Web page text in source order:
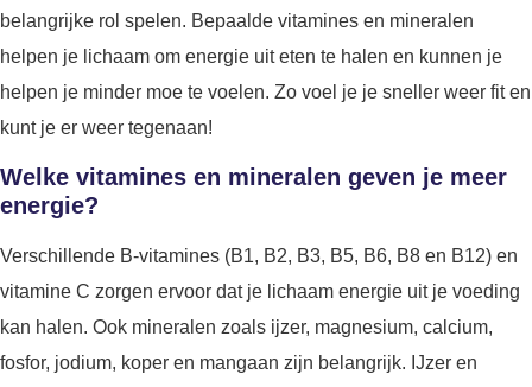
belangrijke rol spelen. Bepaalde vitamines en mineralen
helpen je lichaam om energie uit eten te halen en kunnen je
helpen je minder moe te voelen. Zo voel je je sneller weer fit en
kunt je er weer tegenaan!
Welke vitamines en mineralen geven je meer
energie?
Verschillende B-vitamines (B1, B2, B3, B5, B6, B8 en B12) en
vitamine C zorgen ervoor dat je lichaam energie uit je voeding
kan halen. Ook mineralen zoals ijzer, magnesium, calcium,
fosfor, jodium, koper en mangaan zijn belangrijk. IJzer en